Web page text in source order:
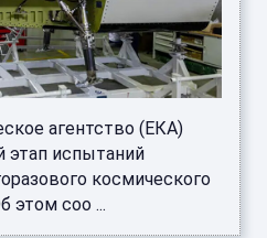
агентство (ЕКА)
этап испытаний
космического
этом соо ...